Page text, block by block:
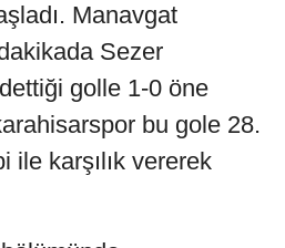
Manavgat
Sezer
golle 1-0 öne
bu gole 28.
ile karşılık vererek